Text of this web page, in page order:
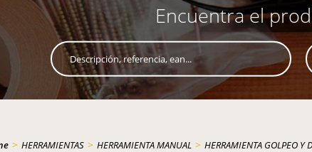
Encuentra el
> HERRAMIENTAS > HERRAMIENTA MANUAL > HERRAMIENTA GOLPEO Y